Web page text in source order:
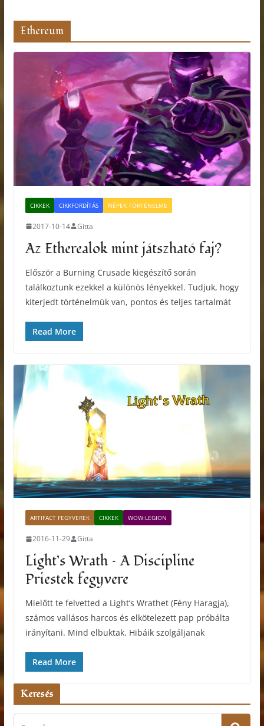
Ethereum
CIKKEK CIKKFORDÍTÁS NÉPEK TÖRTÉNELME
2017-10-14 Gitta
Az Etherealok mint játszható faj?
Először a Burning Crusade kiegészítő során
találkoztunk ezekkel a különös lényekkel. Tudjuk, hogy
kiterjedt történelmük van, pontos és teljes tartalmát
Read More
ARTIFACT FEGYVEREK CIKKEK WOW:LEGION
2016-11-29 Gitta
Light’s Wrath – A Discipline
Priestek fegyvere
Mielőtt te felvetted a Light’s Wrathet (Fény Haragja),
számos vallásos harcos és elkötelezett pap próbálta
irányítani. Mind elbuktak. Hibáik szolgáljanak
Read More
Keresés